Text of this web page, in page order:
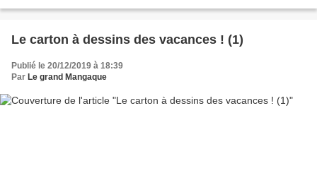
Le carton à dessins des vacances ! (1)
Publié le 20/12/2019 à 18:39
Par Le grand Mangaque